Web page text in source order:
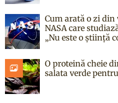
Cum arată o zi
NASA care
„Nu este o știință
O proteină cheie
salata verde